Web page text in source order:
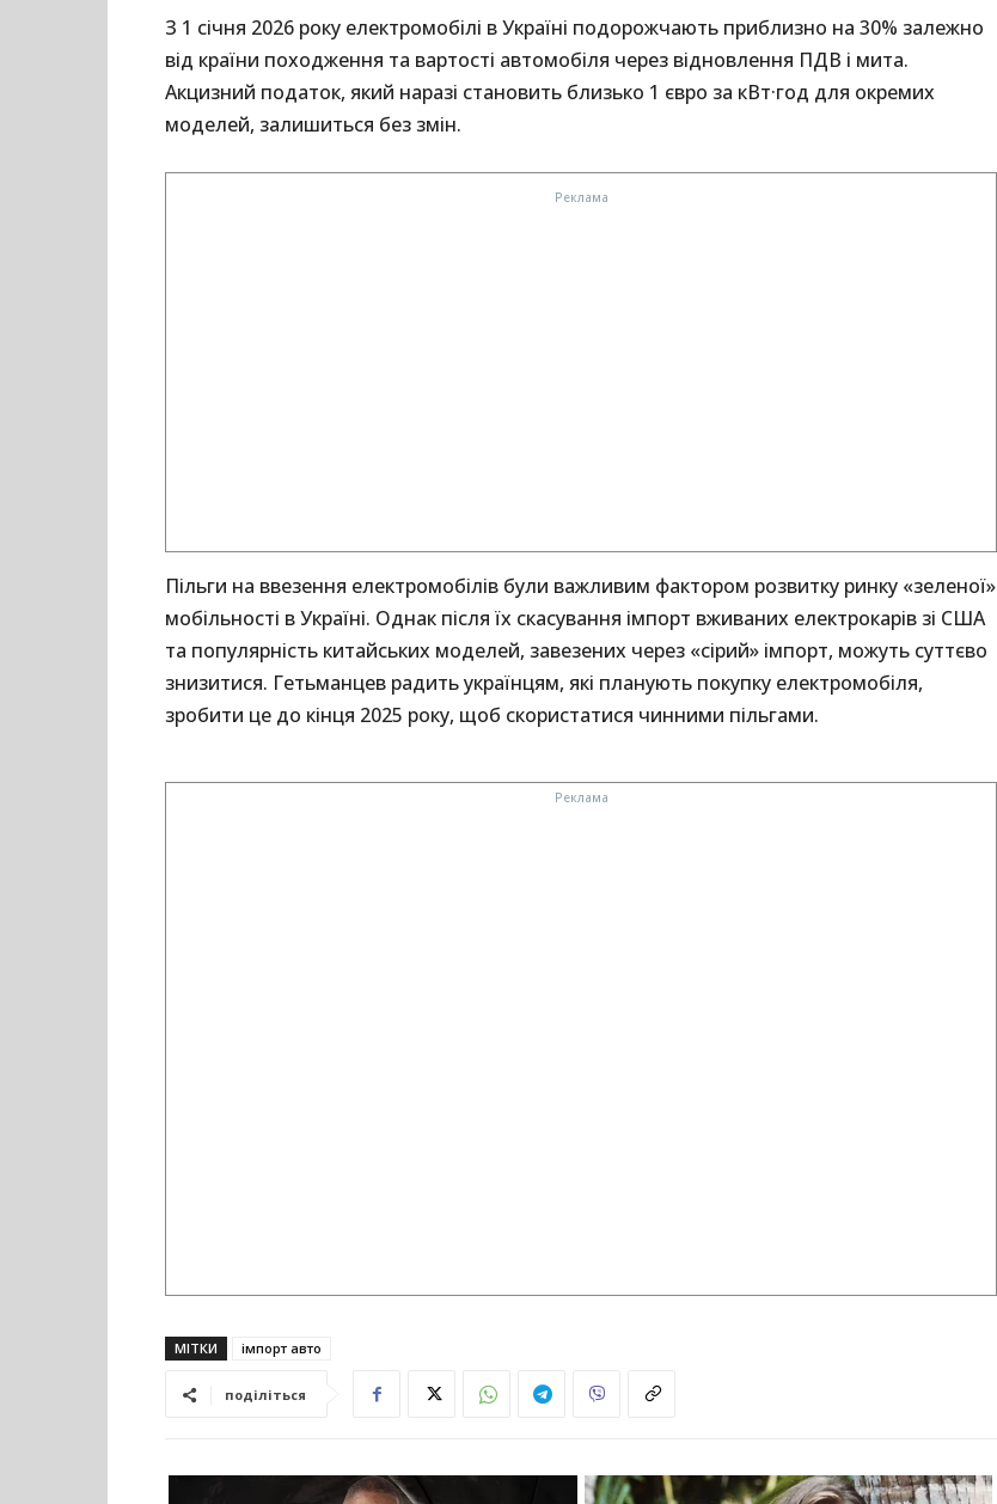
З 1 січня 2026 року електромобілі в Україні подорожчають приблизно на 30% залежно
від країни походження та вартості автомобіля через відновлення ПДВ і мита.
Акцизний податок, який наразі становить близько 1 євро за кВт·год для окремих
моделей, залишиться без змін.
Пільги на ввезення електромобілів були важливим фактором розвитку ринку «зеленої»
мобільності в Україні. Однак після їх скасування імпорт вживаних електрокарів зі США
та популярність китайських моделей, завезених через «сірий» імпорт, можуть суттєво
знизитися. Гетьманцев радить українцям, які планують покупку електромобіля,
зробити це до кінця 2025 року, щоб скористатися чинними пільгами.
МІТКИ імпорт авто
поділіться